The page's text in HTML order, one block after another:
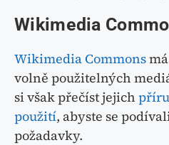
Wikimedia
Wikimedia Commons
volně použitelných
si však přečíst jejich
použití, abyste se
požadavky.